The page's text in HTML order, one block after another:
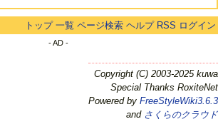
トップ 一覧 ページ検索 ヘルプ RSS ログイン
- AD -
Copyright (C) 2003-2025 kuwa
Special Thanks RoxiteNet
Powered by FreeStyleWiki3.6.3
and さくらのクラウド